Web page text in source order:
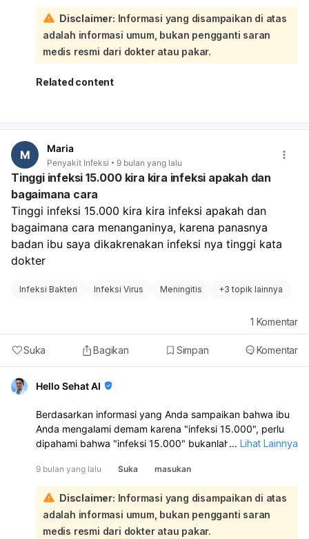
mengganggu, atau disertai gejala lain yang
mengkhawatirkan, sebaiknya konsultasikan ke dokter
untuk pemeriksaan lebih lanjut dan penanganan yang
tepat.
Disclaimer: Informasi yang disampaikan di atas
adalah informasi umum, bukan pengganti saran
medis resmi dari dokter atau pakar.
Related content
M Maria
Penyakit Infeksi 9 bulan yang lalu
Tinggi infeksi 15.000 kira kira infeksi apakah dan
bagaimana cara
Tinggi infeksi 15.000 kira kira infeksi apakah dan
bagaimana cara menanganinya, karena panasnya
badan ibu saya dikakrenakan infeksi nya tinggi kata
dokter
Infeksi Bakteri Infeksi Virus Meningitis +3 topik lainnya
Suka Bagikan Simpan Komentar
1 Komentar
Hello Sehat AI
Berdasarkan informasi yang Anda sampaikan bahwa ibu
Anda mengalami demam karena "infeksi 15.000", perlu
dipahami bahwa "infeksi 15.000" bukanlah nama jenis
pemeriksaan laboratorium tertentu, seperti jumlah sel
darah putih (leukosit) yang tinggi, yang memang bisa
menjadi indikator adanya infeksi dalam tubuh:
Demam tinggi, seperti yang dialami ibu Anda, adalah
respons alami tubuh dalam melawan infeksi, baik yang
... Lihat Lainnya
9 bulan yang lalu Suka masukan
Disclaimer: Informasi yang disampaikan di atas
adalah informasi umum, bukan pengganti saran
medis resmi dari dokter atau pakar.